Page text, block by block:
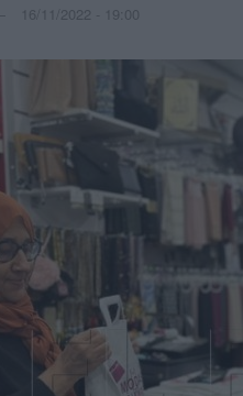
16/11/2022 - 19:00